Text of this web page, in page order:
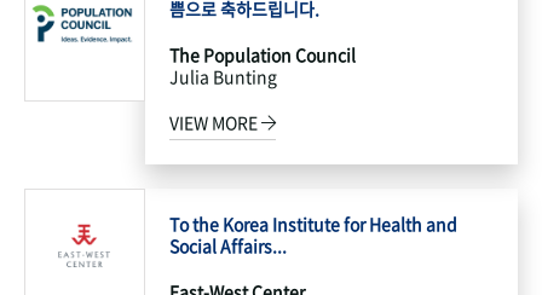
쁨으로 축하드립니다.
The Population Council
Julia Bunting
VIEW MORE
To the Korea Institute for Health and
Social Affairs...